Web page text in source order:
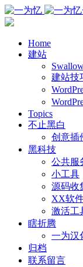
Home
建站
建站技
Topics
不止黑白
创意插
黑科技
公共服
小工具
源码收
XX软
激活工
瞎折腾
一为汉
归档
联系留言